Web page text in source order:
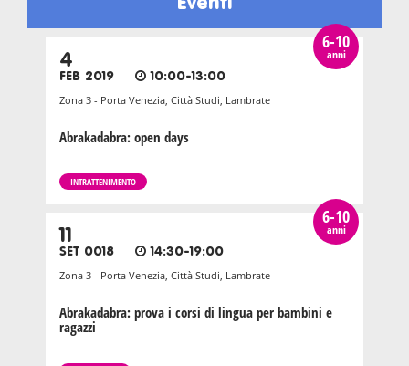
6-10
anni
4
FEB 2019 10:00-13:00
Zona 3 - Porta Venezia, Città Studi, Lambrate
Abrakadabra: open days
INTRATTENIMENTO
6-10
anni
11
SET 0018 14:30-19:00
Zona 3 - Porta Venezia, Città Studi, Lambrate
Abrakadabra: prova i corsi di lingua per bambini e
ragazzi